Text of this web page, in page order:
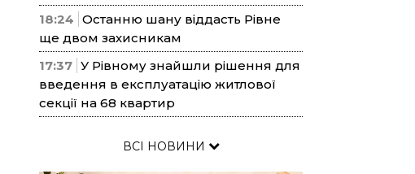
18:24 Останню шану віддасть Рівне
ще двом захисникам
17:37 У Рівному знайшли рішення для
введення в експлуатацію житлової
секції на 68 квартир
ВСІ НОВИНИ